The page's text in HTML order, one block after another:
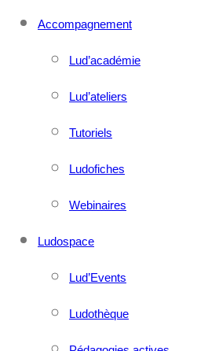
Accompagnement
Lud’académie
Lud’ateliers
Tutoriels
Ludofiches
Webinaires
Ludospace
Lud’Events
Ludothèque